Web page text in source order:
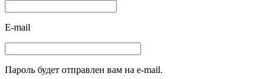
E-mail
Пароль будет отправлен вам на e-mail.